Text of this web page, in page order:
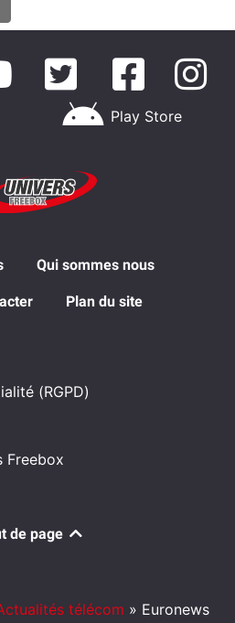
Play Store
Qui sommes nous
Plan du site
(RGPD)
de page
télécom » Euronews